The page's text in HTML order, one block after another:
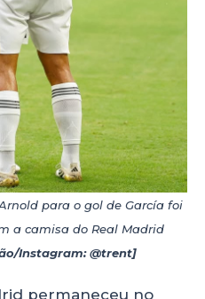
para o gol de García foi
a camisa do Real Madrid
Instagram: @trent]
permaneceu no